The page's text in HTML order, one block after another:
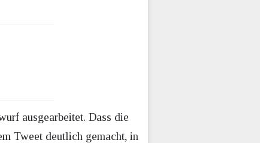
ausgearbeitet. Dass die
Tweet deutlich gemacht, in